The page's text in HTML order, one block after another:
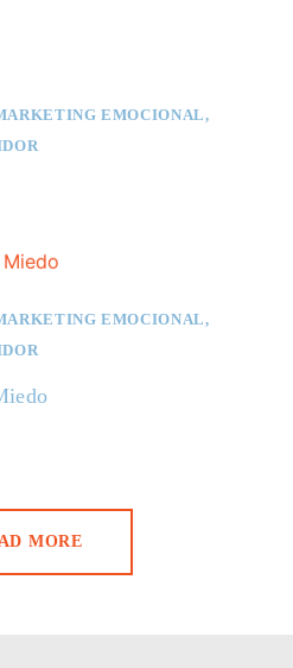
EMOCIONAL,
EMOCIONAL,
MORE